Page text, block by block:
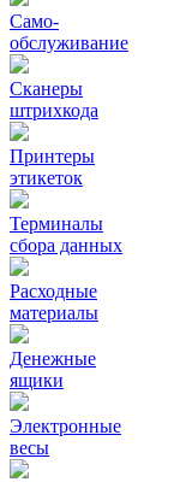
Само-
обслуживание
Сканеры
штрихкода
Принтеры
этикеток
Терминалы
сбора данных
Расходные
материалы
Денежные
ящики
Электронные
весы